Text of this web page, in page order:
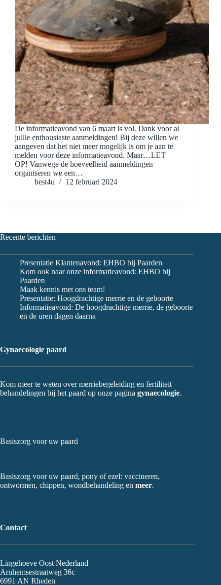
De informatieavond van 6 maart is vol. Dank voor al
jullie enthousiaste aanmeldingen! Bij deze willen we
aangeven dat het niet meer mogelijk is om je aan te
melden voor deze informatieavond. Maar…LET
OP! Vanwege de hoeveelheid aanmeldingen
organiseren we een…
best4u
12 februari 2024
Recente berichten
Presentatie Klantenavond: EHBO bij Paarden
Kom ook naar onze informatieavond: EHBO bij
Paarden
Maak kennis met ons team!
Presentatie: Hoogdrachtige merrie en de geboorte
Informatieavond: De hoogdrachtige merrie, de geboorte
en de uren dagen daarna
Gynaecologie paard
Kom meer te weten over merriebegeleiding en fertiliteit
behandelingen bij het paard op onze pagina gynaecologie.
Basiszorg voor uw paard
Basiszorg voor uw paard, pony of ezel: vaccineren,
ontwormen, chippen, wondbehandeling en meer.
Contact
Lingehoeve Oost Nederland
Arnhemsestraatweg 36c
6991 AN Rheden